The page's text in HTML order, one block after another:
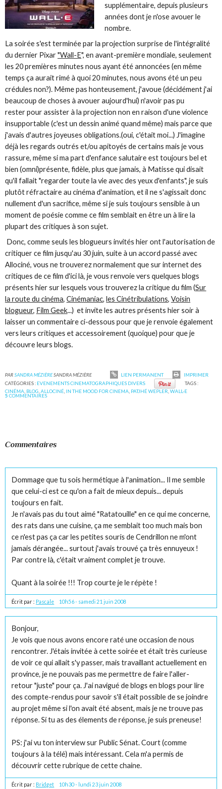
supplémentaire, depuis plusieurs
années dont je n'ose avouer le
nombre.
La soirée s'est terminée par la projection surprise de l'intégralité
du dernier Pixar"Wall-E", en avant-première mondiale, seulement
les 20 premières minutes nous ayant été annoncées (en même
temps ça aurait rimé à quoi 20 minutes, nous avons été un peu
crédules non?). Même pas honteusement, j'avoue (décidément j'ai
beaucoup de choses à avouer aujourd'hui) n'avoir pas pu
rester pour assister à la projection non en raison d'une violence
insupportable (c'est un dessin animé quand même) mais parce que
j'avais d'autres joyeuses obligations.(oui, c'était moi...) J'imagine
déjà les regards outrés et/ou apitoyés de certains mais je vous
rassure, même si ma part d'enfance salutaire est toujours bel et
bien (omni)présente, fidèle, plus que jamais, à Matisse qui disait
qu'il fallait "regarder toute la vie avec des yeux d'enfants", je suis
plutôt réfractaire au cinéma d'animation, et il ne s'agissait donc
nullement d'un sacrifice, même si je suis toujours sensible à un
moment de poésie comme ce film semblait en être un à lire la
plupart des critiques à son sujet.
Donc, comme seuls les blogueurs invités hier ont l'autorisation de
critiquer ce film jusqu'au 30 juin, suite à un accord passé avec
Allociné, vous ne trouverez normalement que sur internet des
critiques de ce film d'ici là, je vous renvoie vers quelques blogs
présents hier sur lesquels vous trouverez la critique du film (Sur
la route du cinéma,Cinémaniac,les Cinétribulations,Voisin
blogueur, Film Geek...) et invite les autres présents hier soir à
laisser un commentaire ci-dessous pour que je renvoie également
vers leurs critiques et accessoirement (quoique) pour que je
découvre leurs blogs.
PARSANDRA MÉZIÈRESANDRA MÉZIÈRE LIEN PERMANENT
IMPRIMER
CATÉGORIES : EVENEMENTS CINEMATOGRAPHIQUES DIVERS
TAGS :
CINÉMA BLOG ,ALLOCINÉ IN THE MOOD FOR CINEMA PATJHÉ WEPLER ,WALL-E
5 COMMENTAIRES
Commentaires
Dommage que tu sois hermétique à l'animation... Il me semble
que celui-ci est ce qu'on a fait de mieux depuis... depuis
toujours en fait.
Je n'avais pas du tout aimé "Ratatouille" en ce qui me concerne,
des rats dans une cuisine, ça me semblait too much mais bon
ce n'est pas ça car les petites souris de Cendrillon ne m'ont
jamais dérangée... surtout j'avais trouvé ça très ennuyeux !
Par contre là, c'était vraiment complet je trouve.
Quant à la soirée !!! Trop courte je le répète !
Écrit par : Pascale 10h56- samedi 21 juin 2008
Bonjour,
Je vois que nous avons encore raté une occasion de nous
rencontrer. J'étais invitée à cette soirée et était très curieuse
de voir ce qui allait s'y passer, mais travaillant actuellement en
province, je ne pouvais pas me permettre de faire l'aller-
retour "juste" pour ça. J'ai navigué de blogs en blogs pour lire
des compte-rendus pour savoir s'il était possible de se joindre
au projet même si l'on avait été absent, mais je ne trouve pas
réponse. Si tu as des élements de réponse, je suis preneuse!
PS: j'ai vu ton interview sur Public Sénat. Court (comme
toujours à la télé) mais intéressant. Cela m'a permis de
découvrir cette rubrique de cette chaine.
Écrit par : Bridget 10h30- lundi 23 juin 2008